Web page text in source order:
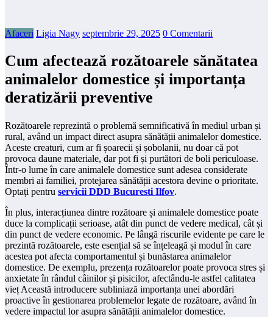
Afaceri Ligia Nagy septembrie 29, 2025 0 Comentarii
Cum afectează rozătoarele sănătatea
animalelor domestice și importanța
deratizării preventive
Rozătoarele reprezintă o problemă semnificativă în mediul urban și
rural, având un impact direct asupra sănătății animalelor domestice.
Aceste creaturi, cum ar fi șoarecii și șobolanii, nu doar că pot
provoca daune materiale, dar pot fi și purtători de boli periculoase.
Într-o lume în care animalele domestice sunt adesea considerate
membri ai familiei, protejarea sănătății acestora devine o prioritate.
Optați pentru servicii DDD Bucuresti Ilfov.
În plus, interacțiunea dintre rozătoare și animalele domestice poate
duce la complicații serioase, atât din punct de vedere medical, cât și
din punct de vedere economic. Pe lângă riscurile evidente pe care le
prezintă rozătoarele, este esențial să se înțeleagă și modul în care
acestea pot afecta comportamentul și bunăstarea animalelor
domestice. De exemplu, prezența rozătoarelor poate provoca stres și
anxietate în rândul câinilor și pisicilor, afectându-le astfel calitatea
vieț Această introducere subliniază importanța unei abordări
proactive în gestionarea problemelor legate de rozătoare, având în
vedere impactul lor asupra sănătății animalelor domestice.